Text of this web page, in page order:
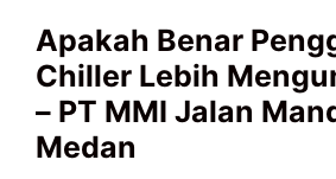
Apakah Benar
Chiller Lebih
– PT MMI Jalan
Medan